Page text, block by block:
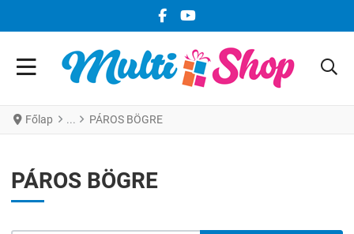
FACEBOOK KÖZÖSSÉGI LINK
YOUTUBE KÖZÖSSÉGI LINK
Főlap PÁROS BÖGRE
PÁROS BÖGRE